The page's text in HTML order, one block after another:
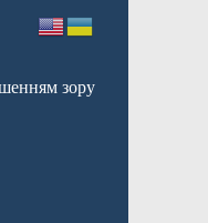
зору